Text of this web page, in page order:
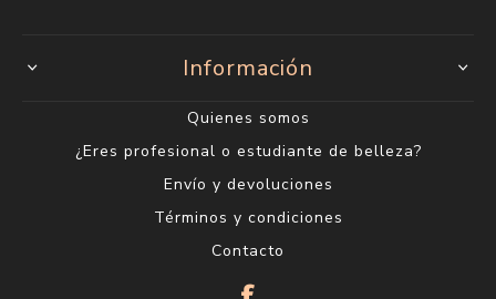
Información
Quienes somos
¿Eres profesional o estudiante de belleza?
Envío y devoluciones
Términos y condiciones
Contacto